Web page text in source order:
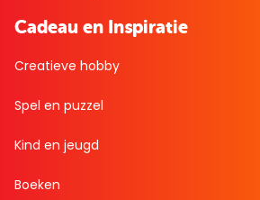
Cadeau en Inspiratie
Creatieve hobby
Spel en puzzel
Kind en jeugd
Boeken